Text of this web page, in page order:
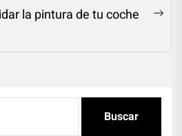
la pintura de tu coche